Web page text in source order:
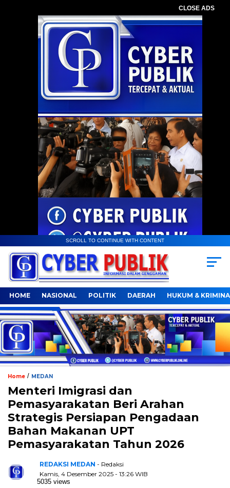
CLOSE ADS
SCROLL TO CONTINUE WITH CONTENT
HOME NASIONAL POLITIK DAERAH HUKUM &
Home / MEDAN
Menteri Imigrasi dan
Pemasyarakatan Beri Arahan
Strategis Persiapan Pengadaan
Bahan Makanan UPT
Pemasyarakatan Tahun 2026
REDAKSI MEDAN - Redaksi
Kamis, 4 Desember 2025 - 13:26 WIB
5035 views